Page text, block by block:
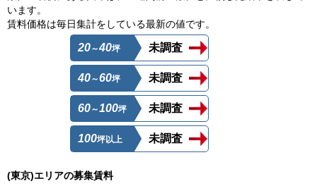
います。
賃料価格は毎日集計をしている最新の値です。
20～40坪 未調査
40～60坪 未調査
60～100坪 未調査
100坪以上 未調査
(東京)エリアの募集賃料